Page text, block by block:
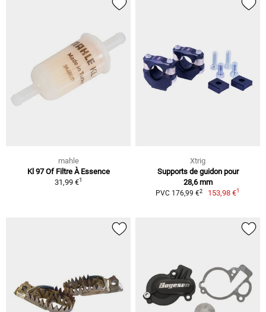
mahle
Kl 97 Of Filtre À Essence
31,99 €1
Xtrig
Supports de guidon pour
28,6 mm
PVC 176,99 €2 153,98 €1